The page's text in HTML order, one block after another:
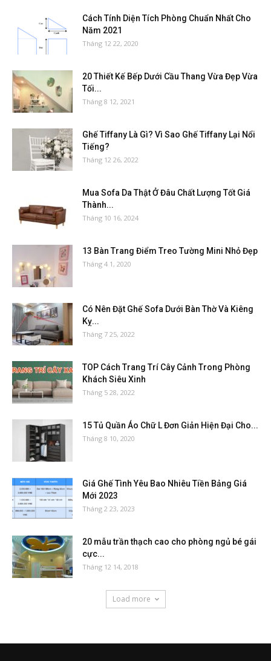
Cách Tính Diện Tích Phòng Chuẩn Nhất Cho
Năm 2021
Tháng 12 22, 2020
20 Thiết Kế Bếp Dưới Cầu Thang Vừa Đẹp Vừa
Tối...
Tháng 8 12, 2021
Ghế Tiffany Là Gì? Vì Sao Ghế Tiffany Lại Nổi
Tiếng?
Tháng 12 26, 2022
Mua Sofa Da Thật Ở Đâu Chất Lượng Tốt Giá
Thành...
Tháng 10 16, 2024
13 Bàn Trang Điểm Treo Tường Mini Nhỏ Đẹp
Tháng 4 1, 2020
Có Nên Đặt Ghế Sofa Dưới Bàn Thờ Và Kiêng
Kỵ...
Tháng 7 25, 2022
TOP Cách Trang Trí Cây Cảnh Trong Phòng
Khách Siêu Xinh
Tháng 5 28, 2022
15 Tủ Quần Áo Chữ L Đơn Giản Hiện Đại Cho...
Tháng 8 10, 2020
Giá Ghế Tình Yêu Bao Nhiêu Tiền Bảng Giá
Mới 2023
Tháng 2 23, 2023
20 mẫu trần thạch cao cho phòng ngủ bé gái
cực...
Tháng 12 14, 2018
Load more